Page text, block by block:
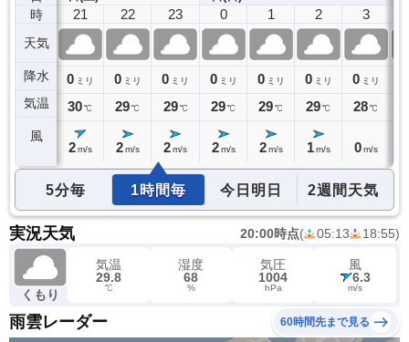
時
天気
降水
気温
風
20
0ミリ
30℃
21
0 ミリ
30℃
2 m/s
22
0 ミリ
29℃
2 m/s
23
0 ミリ
29 ℃
2m/s
0
0 ミリ
29℃
2 m/s
1
0 ミリ
29℃
2 m/s
2
0 ミリ
29℃
1 m/s
3
0 ミリ
28℃
0 m/s
5分毎 1時間毎 今日明日 2週間天気
実況天気 20:00時点( 05:13 18:55)
くもり
気温
29.8
℃
湿度
68
%
気圧
1004
hPa
風
6.3
m/s
雨雲レーダー 60時間先まで見る